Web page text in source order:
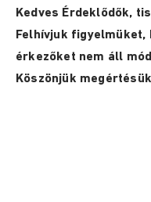
Kedves Érdeklődők,
Felhívjuk figyelmüket,
érkezőket nem áll
Köszönjük